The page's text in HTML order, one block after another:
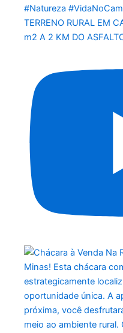
TERRENO RURAL EM
m2 A 2 KM DO